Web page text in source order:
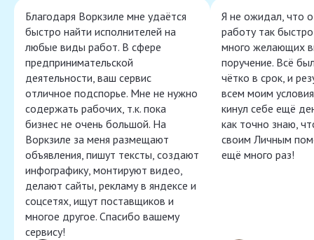
Благодаря Воркзиле мне удаётся
быстро найти исполнителей на
любые виды работ. В сфере
предпринимательской
деятельности, ваш сервис
отличное подспорье. Мне не нужно
содержать рабочих, т.к. пока
бизнес не очень большой. На
Воркзиле за меня размещают
объявления, пишут тексты, создают
инфографику, монтируют видео,
делают сайты, рекламу в яндексе и
соцсетях, ищут поставщиков и
многое другое. Спасибо вашему
сервису!
Я не ожидал, что
работу так
много желающих
поручение. Всё
чётко в срок, и
всем моим
кинул себе ещё
как точно знаю,
своим Личным
ещё много раз!